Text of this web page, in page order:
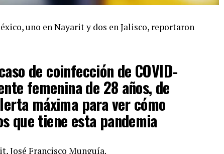
uno en Nayarit y dos en Jalisco, reportaron
de coinfección de COVID-
femenina de 28 años, de
máxima para ver cómo
que tiene esta pandemia
José Francisco Munguía.